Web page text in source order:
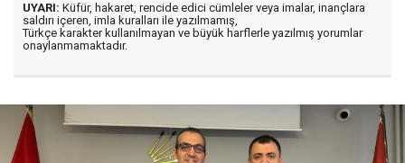
UYARI: Küfür, hakaret, rencide edici cümleler veya imalar, inançlara
saldırı içeren, imla kuralları ile yazılmamış,
Türkçe karakter kullanılmayan ve büyük harflerle yazılmış yorumlar
onaylanmamaktadır.